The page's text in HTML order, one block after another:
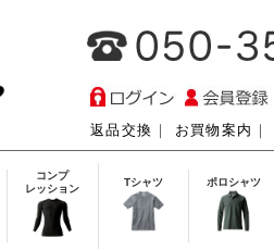
返品交換 ｜ お買物案内 ｜
コンプ
レッション
Tシャツ ポロシャツ